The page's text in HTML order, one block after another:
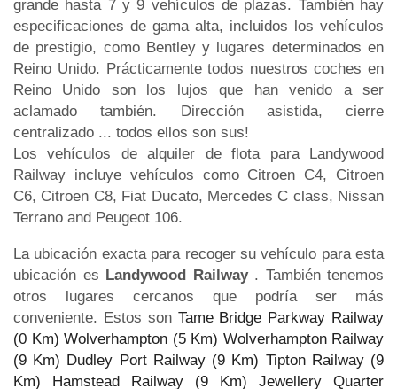
grande hasta 7 y 9 vehículos de plazas. También hay
especificaciones de gama alta, incluidos los vehículos
de prestigio, como Bentley y lugares determinados en
Reino Unido. Prácticamente todos nuestros coches en
Reino Unido son los lujos que han venido a ser
aclamado también. Dirección asistida, cierre
centralizado ... todos ellos son sus!
Los vehículos de alquiler de flota para Landywood
Railway incluye vehículos como Citroen C4, Citroen
C6, Citroen C8, Fiat Ducato, Mercedes C class, Nissan
Terrano and Peugeot 106.
La ubicación exacta para recoger su vehículo para esta
ubicación es Landywood Railway . También tenemos
otros lugares cercanos que podría ser más
conveniente. Estos son Tame Bridge Parkway Railway
(0 Km) Wolverhampton (5 Km) Wolverhampton Railway
(9 Km) Dudley Port Railway (9 Km) Tipton Railway (9
Km)
Hamstead Railway (9 Km) Jewellery Quarter